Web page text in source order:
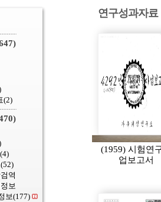
(2)
(4)
(52)
역
보
보(177)
연구성과자료
(1959) 시험연
업보고서